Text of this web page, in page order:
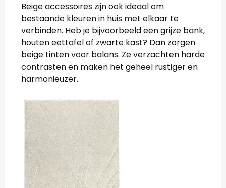
Beige accessoires zijn ook ideaal om
bestaande kleuren in huis met elkaar te
verbinden. Heb je bijvoorbeeld een grijze bank,
houten eettafel of zwarte kast? Dan zorgen
beige tinten voor balans. Ze verzachten harde
contrasten en maken het geheel rustiger en
harmonieuzer.